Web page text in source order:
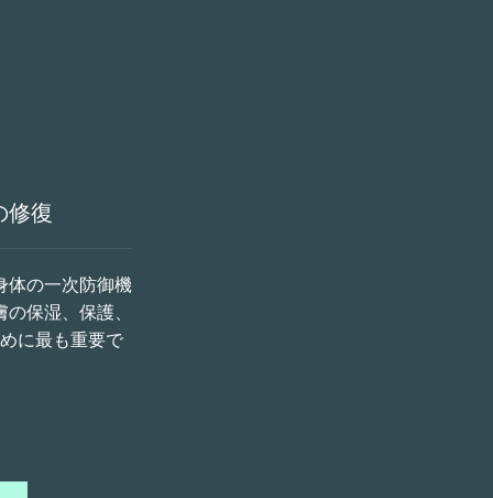
修復
体の一次防御機
保湿、保護、
に最も重要で